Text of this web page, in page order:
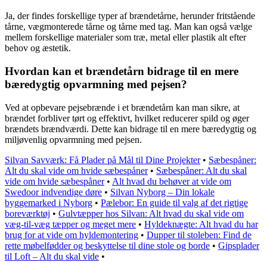
Ja, der findes forskellige typer af brændetårne, herunder fritstående
tårne, vægmonterede tårne og tårne med tag. Man kan også vælge
mellem forskellige materialer som træ, metal eller plastik alt efter
behov og æstetik.
Hvordan kan et brændetårn bidrage til en mere
bæredygtig opvarmning med pejsen?
Ved at opbevare pejsebrænde i et brændetårn kan man sikre, at
brændet forbliver tørt og effektivt, hvilket reducerer spild og øger
brændets brændværdi. Dette kan bidrage til en mere bæredygtig og
miljøvenlig opvarmning med pejsen.
Silvan Savværk: Få Plader på Mål til Dine Projekter• Sæbespåner:
Alt du skal vide om hvide sæbespåner• Sæbespåner: Alt du skal
vide om hvide sæbespåner• Alt hvad du behøver at vide om
Swedoor indvendige døre • Silvan Nyborg – Din lokale
byggemarked i Nyborg • Pælebor: En guide til valg af det rigtige
boreværktøj • Gulvtæpper hos Silvan: Alt hvad du skal vide om
væg-til-væg tæpper og meget mere • Hyldeknægte: Alt hvad du har
brug for at vide om hyldemontering • Dupper til stoleben: Find de
rette møbelfødder og beskyttelse til dine stole og borde • Gipsplader
til Loft – Alt du skal vide •